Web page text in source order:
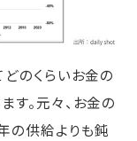
のくらいお金の
。元々、お金の
の供給よりも鈍